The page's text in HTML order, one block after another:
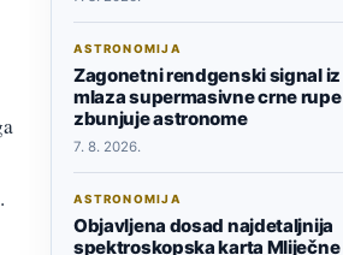
ASTRONOMIJA
Zagonetni rendgenski signal iz
mlaza supermasivne crne rupe
zbunjuje astronome
7. 8. 2026.
ASTRONOMIJA
Objavljena dosad najdetaljnija
spektroskopska karta Mliječne